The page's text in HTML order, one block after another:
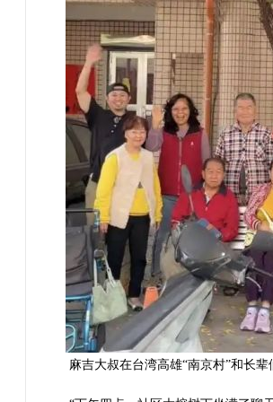
麻吉大叔在台湾高雄“南京村”和长辈